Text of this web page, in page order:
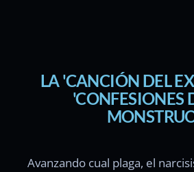
LA 'CANCIÓN DEL
'CONFESIONES
Avanzando cual plaga, el